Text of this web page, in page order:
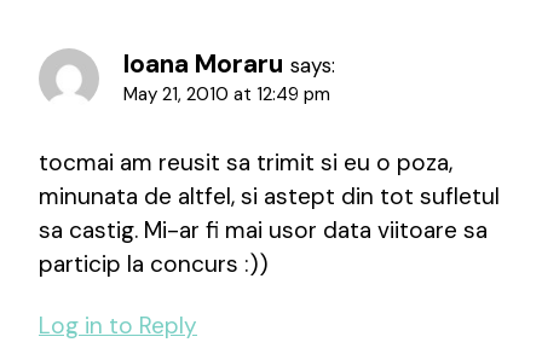
Ioana Moraru says:
May 21, 2010 at 12:49 pm
tocmai am reusit sa trimit si eu o poza,
minunata de altfel, si astept din tot sufletul
sa castig. Mi-ar fi mai usor data viitoare sa
particip la concurs :))
Log in to Reply